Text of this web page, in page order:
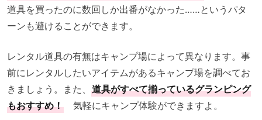
道具を買ったのに数回しか出番がなかった……というパタ
ーンも避けることができます。
レンタル道具の有無はキャンプ場によって異なります。事
前にレンタルしたいアイテムがあるキャンプ場を調べてお
きましょう。また、 道具がすべて揃っているグランピング
もおすすめ！ 気軽にキャンプ体験ができますよ。